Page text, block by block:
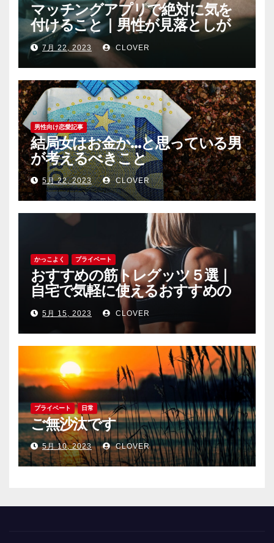
マッチングアプリで絶対に気を
付けること｜男性が見落としが
ちな恐怖心と警戒心
7月 22, 2023 CLOVER
男性向け恋愛記事
結局女はお金か…と思っている男
が考えるべきこと
5月 22, 2023 CLOVER
かっこよく プライベート
おすすめの筋トレグッツ５選｜
自宅で気軽に使えるおすすめの
筋トレグッツをご紹介
5月 15, 2023 CLOVER
プライベート 日常
ご無沙汰です
5月 10, 2023 CLOVER